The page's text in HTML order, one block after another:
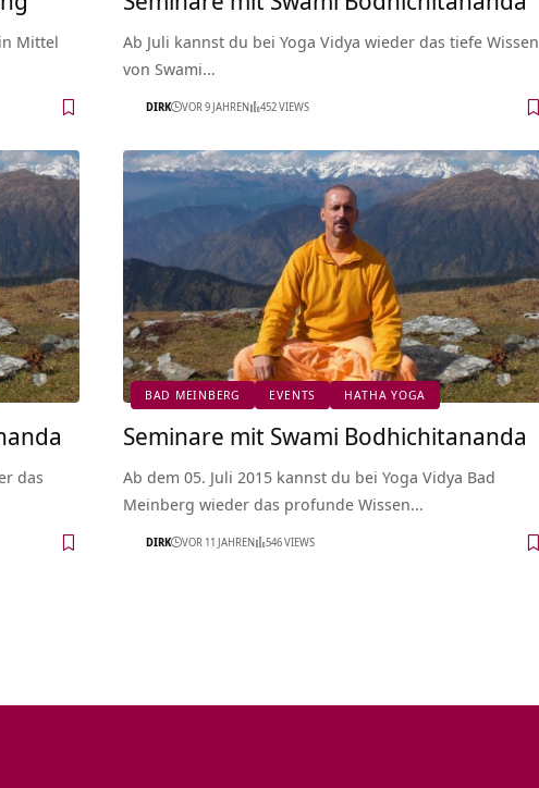
Mittel
Ab Juli kannst du bei Yoga Vidya wieder das tiefe Wissen
von Swami…
DIRK VOR 9 JAHREN 452 VIEWS
das
BAD MEINBERG EVENTS HATHA YOGA
Seminare mit Swami Bodhichitananda
Ab dem 05. Juli 2015 kannst du bei Yoga Vidya Bad
Meinberg wieder das profunde Wissen…
DIRK VOR 11 JAHREN 546 VIEWS